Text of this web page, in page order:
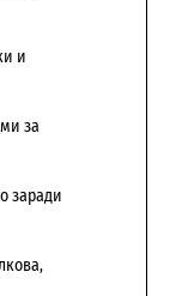
и
за
заради